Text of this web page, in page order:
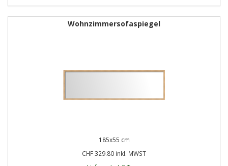
Wohnzimmersofaspiegel
185x55 cm
CHF 329.80 inkl. MWST